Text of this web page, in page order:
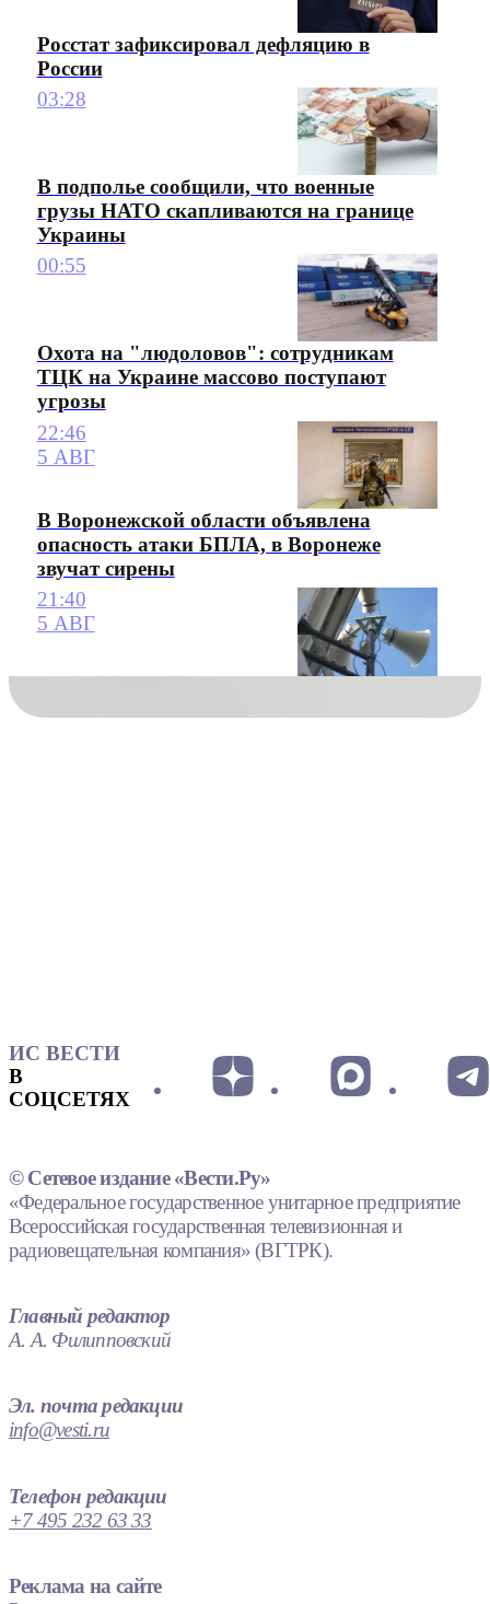
Росстат зафиксировал дефляцию в
России
03:28
В подполье сообщили, что военные
грузы НАТО скапливаются на границе
Украины
00:55
Охота на "людоловов": сотрудникам
ТЦК на Украине массово поступают
угрозы
22:46
5 АВГ
В Воронежской области объявлена
опасность атаки БПЛА, в Воронеже
звучат сирены
21:40
5 АВГ
ИС ВЕСТИ
В
СОЦСЕТЯХ
© Сетевое издание «Вести.Ру»
«Федеральное государственное унитарное предприятие
Всероссийская государственная телевизионная и
радиовещательная компания» (ВГТРК).
Главный редактор
А. А. Филипповский
Эл. почта редакции
info@vesti.ru
Телефон редакции
+7 495 232 63 33
Реклама на сайте